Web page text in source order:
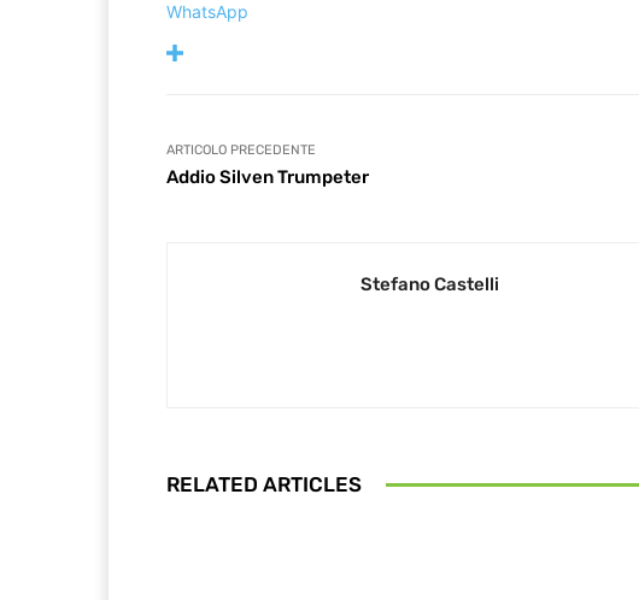
WhatsApp
ARTICOLO PRECEDENTE
Addio Silven Trumpeter
Stefano Castelli
RELATED ARTICLES